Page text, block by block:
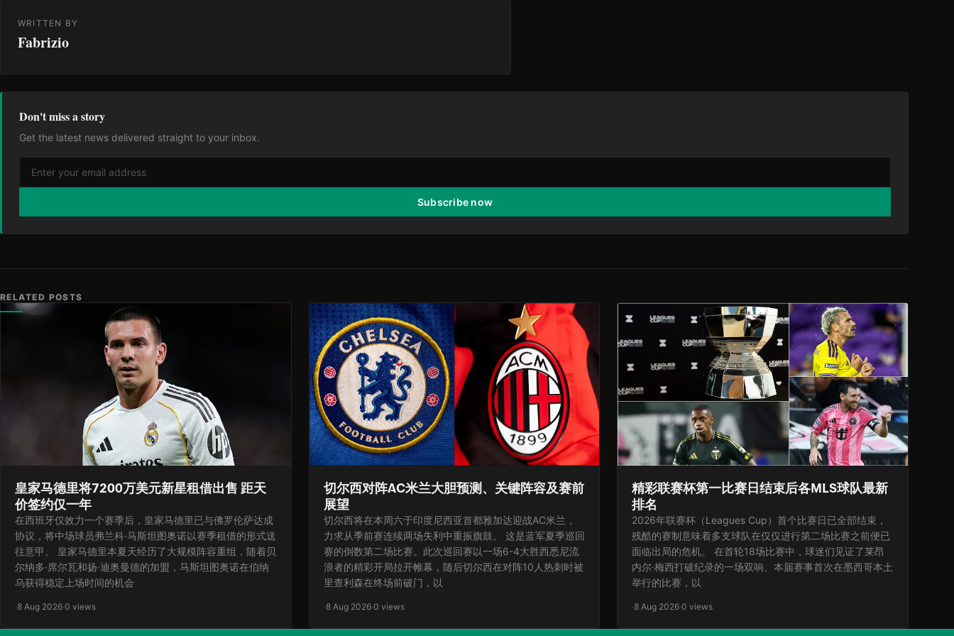
WRITTEN BY
Fabrizio
Don't miss a story
Get the latest news delivered straight to your inbox.
Subscribe now
RELATED POSTS
皇家马德里将7200万美元新星租借出售 距天
价签约仅一年
在西班牙仅效力一个赛季后，皇家马德里已与佛罗伦萨达成
协议，将中场球员弗兰科·马斯坦图奥诺以赛季租借的形式送
往意甲。 皇家马德里本夏天经历了大规模阵容重组，随着贝
尔纳多·席尔瓦和扬·迪奥曼德的加盟，马斯坦图奥诺在伯纳
乌获得稳定上场时间的机会
·8 Aug 2026·0 views
切尔西对阵AC米兰大胆预测、关键阵容及赛前
展望
切尔西将在本周六于印度尼西亚首都雅加达迎战AC米兰，
力求从季前赛连续两场失利中重振旗鼓。 这是蓝军夏季巡回
赛的倒数第二场比赛。此次巡回赛以一场6-4大胜西悉尼流
浪者的精彩开局拉开帷幕，随后切尔西在对阵10人热刺时被
里查利森在终场前破门，以
·8 Aug 2026·0 views
精彩联赛杯第一比赛日结束后各MLS球队最新
排名
2026年联赛杯（Leagues Cup）首个比赛日已全部结束，
残酷的赛制意味着多支球队在仅仅进行第二场比赛之前便已
面临出局的危机。 在首轮18场比赛中，球迷们见证了莱昂
内尔·梅西打破纪录的一场双响、本届赛事首次在墨西哥本土
举行的比赛，以
·8 Aug 2026·0 views